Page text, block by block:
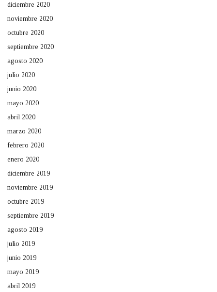
diciembre 2020
noviembre 2020
octubre 2020
septiembre 2020
agosto 2020
julio 2020
junio 2020
mayo 2020
abril 2020
marzo 2020
febrero 2020
enero 2020
diciembre 2019
noviembre 2019
octubre 2019
septiembre 2019
agosto 2019
julio 2019
junio 2019
mayo 2019
abril 2019